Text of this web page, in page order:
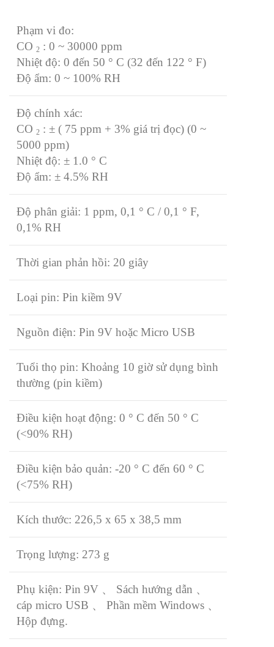
Phạm vi đo:
CO 2 : 0 ~ 30000 ppm
Nhiệt độ: 0 đến 50 ° C (32 đến 122 ° F)
Độ ẩm: 0 ~ 100% RH
Độ chính xác:
CO 2 : ± ( 75 ppm + 3% giá trị đọc) (0 ~
5000 ppm)
Nhiệt độ: ± 1.0 ° C
Độ ẩm: ± 4.5% RH
Độ phân giải: 1 ppm, 0,1 ° C / 0,1 ° F,
0,1% RH
Thời gian phản hồi: 20 giây
Loại pin: Pin kiềm 9V
Nguồn điện: Pin 9V hoặc Micro USB
Tuổi thọ pin: Khoảng 10 giờ sử dụng bình
thường (pin kiềm)
Điều kiện hoạt động: 0 ° C đến 50 ° C
(<90% RH)
Điều kiện bảo quản: -20 ° C đến 60 ° C
(<75% RH)
Kích thước: 226,5 x 65 x 38,5 mm
Trọng lượng: 273 g
Phụ kiện: Pin 9V 、 Sách hướng dẫn 、
cáp micro USB 、 Phần mềm Windows 、
Hộp đựng.